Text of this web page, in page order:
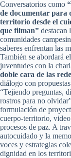
Conversatorios como
de documentar para
territorio desde el
que filman” destacan
comunidades
saberes enfrentan las
También se abordará
juventudes con la
doble cara de las
diálogo con
“Tejiendo preguntas,
rostros para no
formulación de
cuerpo-territorio,
procesos de paz. A
autocuidado y la
voces y estrategias
dignidad en los